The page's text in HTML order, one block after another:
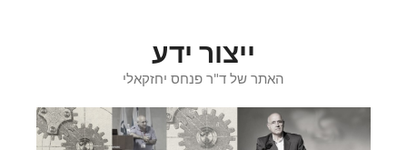
ייצור ידע
האתר של ד"ר פנחס יחזקאלי